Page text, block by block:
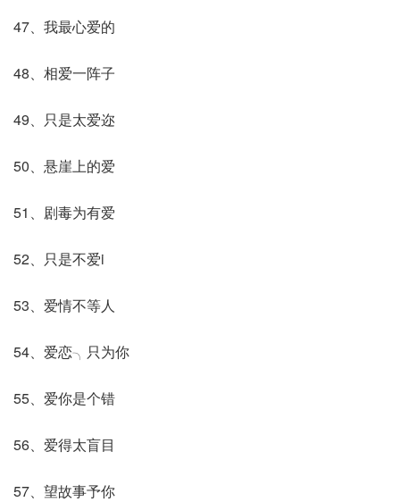
47、我最心爱的
48、相爱一阵子
49、只是太爱迩
50、悬崖上的爱
51、剧毒为有爱
52、只是不爱i
53、爱情不等人
54、爱恋╮只为你
55、爱你是个错
56、爱得太盲目
57、望故事予你